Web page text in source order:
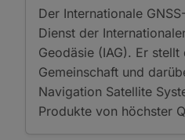
Der Internationale
Dienst der
Geodäsie (IAG). Er
Gemeinschaft und
Navigation Satellite
Produkte von höchster